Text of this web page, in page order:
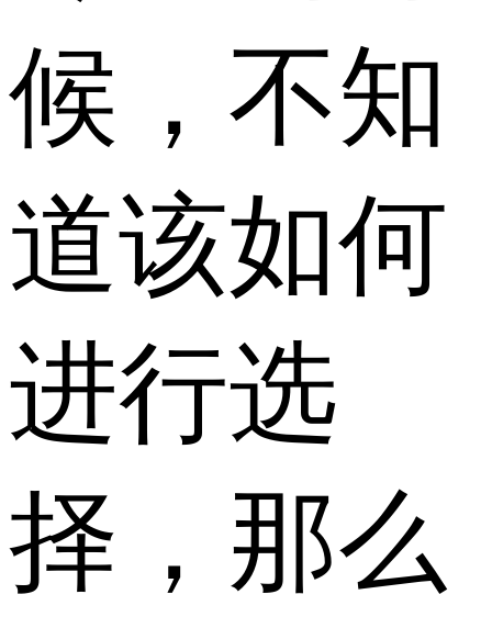
候，不知
道该如何
进行选
择，那么